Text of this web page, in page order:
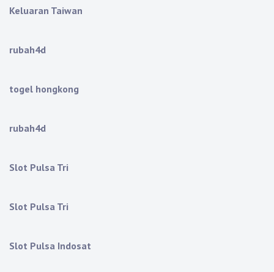
Keluaran Taiwan
rubah4d
togel hongkong
rubah4d
Slot Pulsa Tri
Slot Pulsa Tri
Slot Pulsa Indosat